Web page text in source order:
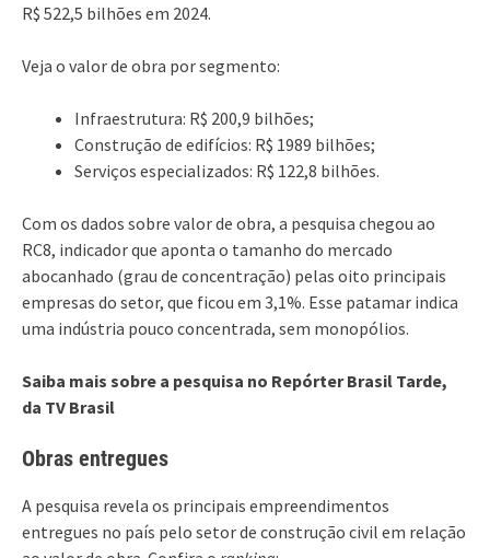
R$ 522,5 bilhões em 2024.
Veja o valor de obra por segmento:
Infraestrutura: R$ 200,9 bilhões;
Construção de edifícios: R$ 1989 bilhões;
Serviços especializados: R$ 122,8 bilhões.
Com os dados sobre valor de obra, a pesquisa chegou ao
RC8, indicador que aponta o tamanho do mercado
abocanhado (grau de concentração) pelas oito principais
empresas do setor, que ficou em 3,1%. Esse patamar indica
uma indústria pouco concentrada, sem monopólios.
Saiba mais sobre a pesquisa no Repórter Brasil Tarde,
da TV Brasil
Obras entregues
A pesquisa revela os principais empreendimentos
entregues no país pelo setor de construção civil em relação